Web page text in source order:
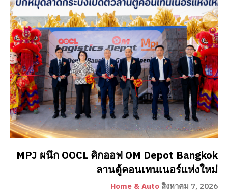
MPJ ผนึก OOCL คิกออฟ OM Depot Bangkok
ลานตู้คอนเทนเนอร์แห่งใหม่
Home & Auto สิงหาคม 7, 2026